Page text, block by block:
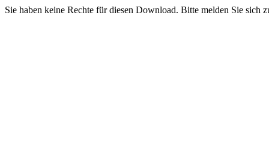
Sie haben keine Rechte für diesen Download. Bitte melden Sie sich